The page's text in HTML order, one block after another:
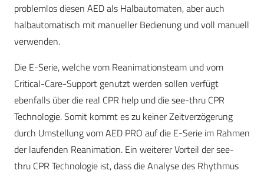
problemlos diesen AED als Halbautomaten, aber auch
halbautomatisch mit manueller Bedienung und voll manuell
verwenden.
Die E-Serie, welche vom Reanimationsteam und vom
Critical-Care-Support genutzt werden sollen verfügt
ebenfalls über die real CPR help und die see-thru CPR
Technologie. Somit kommt es zu keiner Zeitverzögerung
durch Umstellung vom AED PRO auf die E-Serie im Rahmen
der laufenden Reanimation. Ein weiterer Vorteil der see-
thru CPR Technologie ist, dass die Analyse des Rhythmus